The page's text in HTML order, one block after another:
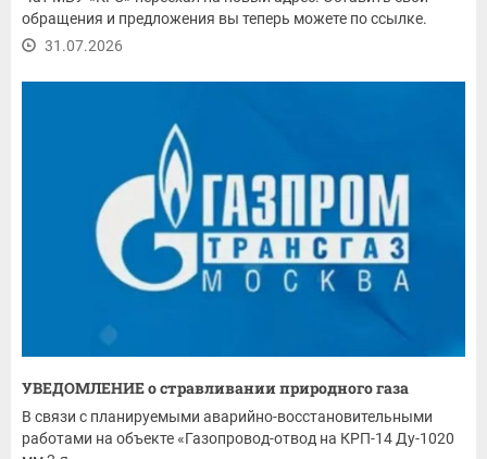
обращения и предложения вы теперь можете по ссылке.
31.07.2026
УВЕДОМЛЕНИЕ о стравливании природного газа
В связи с планируемыми аварийно-восстановительными
работами на объекте «Газопровод-отвод на КРП-14 Ду-1020